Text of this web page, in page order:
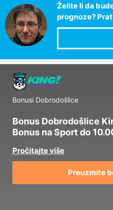
Želite li da
prognoze?
Bonusi Dobrodošlice
Bonus Dobrodošlice
Bonus na Sport do
Preuzmite